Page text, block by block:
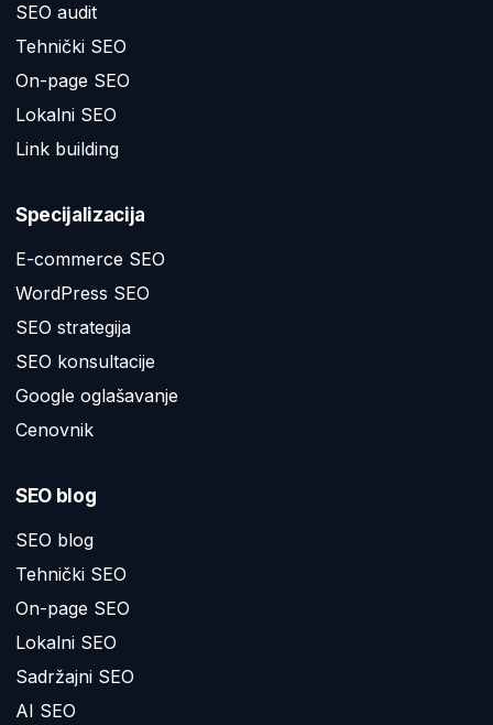
SEO audit
Tehnički SEO
On-page SEO
Lokalni SEO
Link building
Specijalizacija
E-commerce SEO
WordPress SEO
SEO strategija
SEO konsultacije
Google oglašavanje
Cenovnik
SEO blog
SEO blog
Tehnički SEO
On-page SEO
Lokalni SEO
Sadržajni SEO
AI SEO